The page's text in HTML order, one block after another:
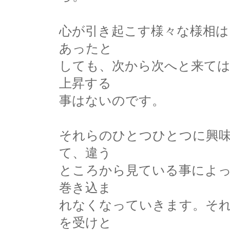
心が引き起こす様々な様相
あったと
しても、次から次へと来て
上昇する
事はないのです。
それらのひとつひとつに興
て、違う
ところから見ている事によ
巻き込ま
れなくなっていきます。そ
を受けと